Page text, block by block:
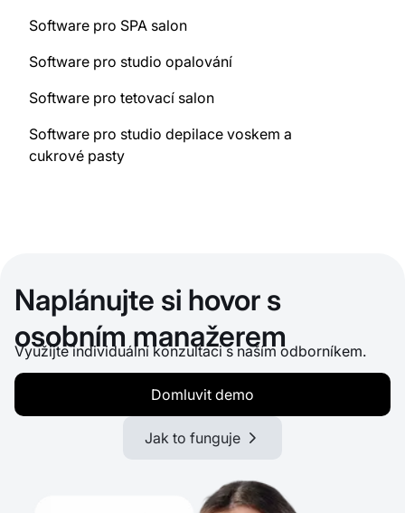
Software pro SPA salon
Software pro studio opalování
Software pro tetovací salon
Software pro studio depilace voskem a
cukrové pasty
Naplánujte si hovor s
osobním manažerem
Využijte individuální konzultaci s naším odborníkem.
Domluvit demo
Jak to funguje